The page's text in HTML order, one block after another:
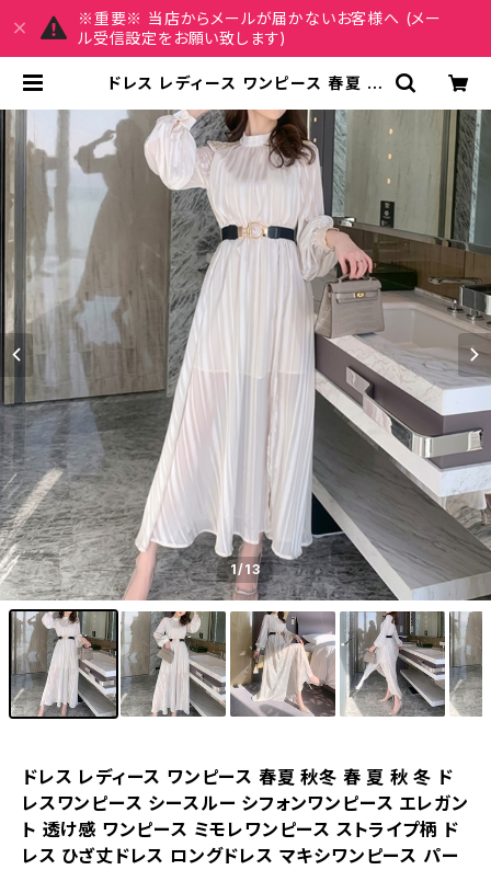
※重要※ 当店からメールが届かないお客様へ (メー
ル受信設定をお願い致します)
ドレス レディース ワンピース 春夏 秋
スルー シフォンワンピース エレガント
透け感 ワンピース ミモレワンピース
ストライプ柄 ドレス ひざ丈ドレス ロ
ングドレス マキシワンピース パーティ
ードレス 結婚式 オフィス カジュアル
韓国 デートコーデ お出かけ お呼ば
れ アイボリー 10代 20代 30代 40
代 C-OSS0047 | REIRSE レイル
セ 20代,30代,40代 レディースファ
ッション 通販
1/13
ドレス レディース ワンピース 春夏 秋冬 春 夏 秋 冬 ド
レスワンピース シースルー シフォンワンピース エレガン
ト 透け感 ワンピース ミモレワンピース ストライプ柄 ド
レス ひざ丈ドレス ロングドレス マキシワンピース パー